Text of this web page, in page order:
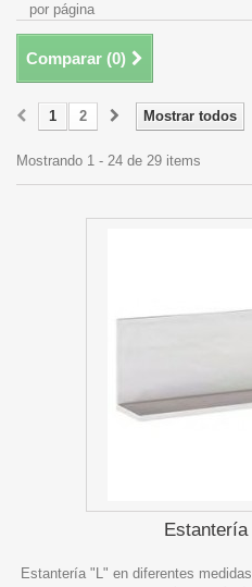
por página
Comparar (0)
Mostrar todos
1 2
Mostrando 1 - 24 de 29 items
Estantería
Estantería "L" en diferentes